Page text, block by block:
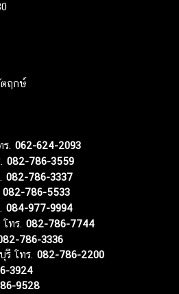
ฤกษ์
. 062-624-2093
082-786-3559
082-786-3337
082-786-5533
084-977-9994
ทร. 082-786-7744
786-3336
รี โทร. 082-786-2200
3924
9528